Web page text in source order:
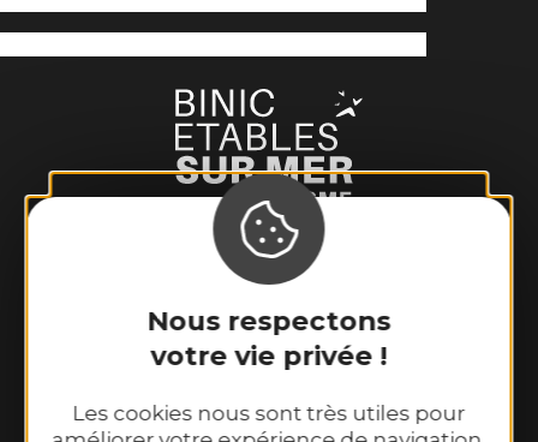
Nous respectons
votre vie privée !
Les cookies nous sont très utiles pour
Binic-Etables sur Mer Tourisme
22520 Binic-Etables sur Mer
Tél. 02 96 73 60 12
Du lundi au samedi : 9h30–13h00 et